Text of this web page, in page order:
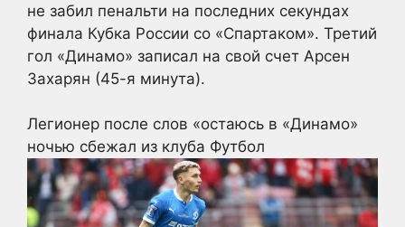
не забил пенальти на последних секундах
финала Кубка России со «Спартаком». Третий
гол «Динамо» записал на свой счет Арсен
Захарян (45-я минута).
Легионер после слов «остаюсь в «Динамо»
ночью сбежал из клуба Футбол